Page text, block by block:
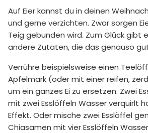
Auf Eier kannst du in deinen
und gerne verzichten. Zwar sorgen
Teig gebunden wird. Zum Glück gibt
andere Zutaten, die das genauso
Verrühre beispielsweise einen
Apfelmark (oder mit einer reifen,
um ein ganzes Ei zu ersetzen. Zwei
mit zwei Esslöffeln Wasser verquirlt
Effekt. Oder mische zwei Esslöffel
Chiasamen mit vier Esslöffeln